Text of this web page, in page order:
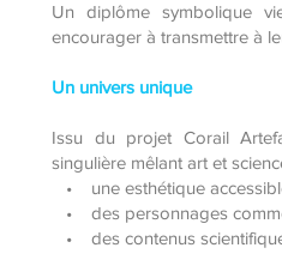
Un diplôme symbolique
encourager à transmettre à
Un univers unique
Issu du projet Corail
singulière mêlant art et
• une esthétique
• des personnages
• des contenus